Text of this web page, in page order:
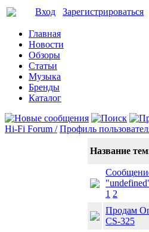
Вход Зарегистрироваться
Главная
Новости
Обзоры
Статьи
Музыка
Бренды
Каталог
Hi-Fi Forum / Профиль
Название
1 2
Продам
CS-325